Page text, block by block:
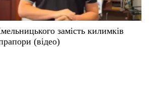
замість килимків
(відео)